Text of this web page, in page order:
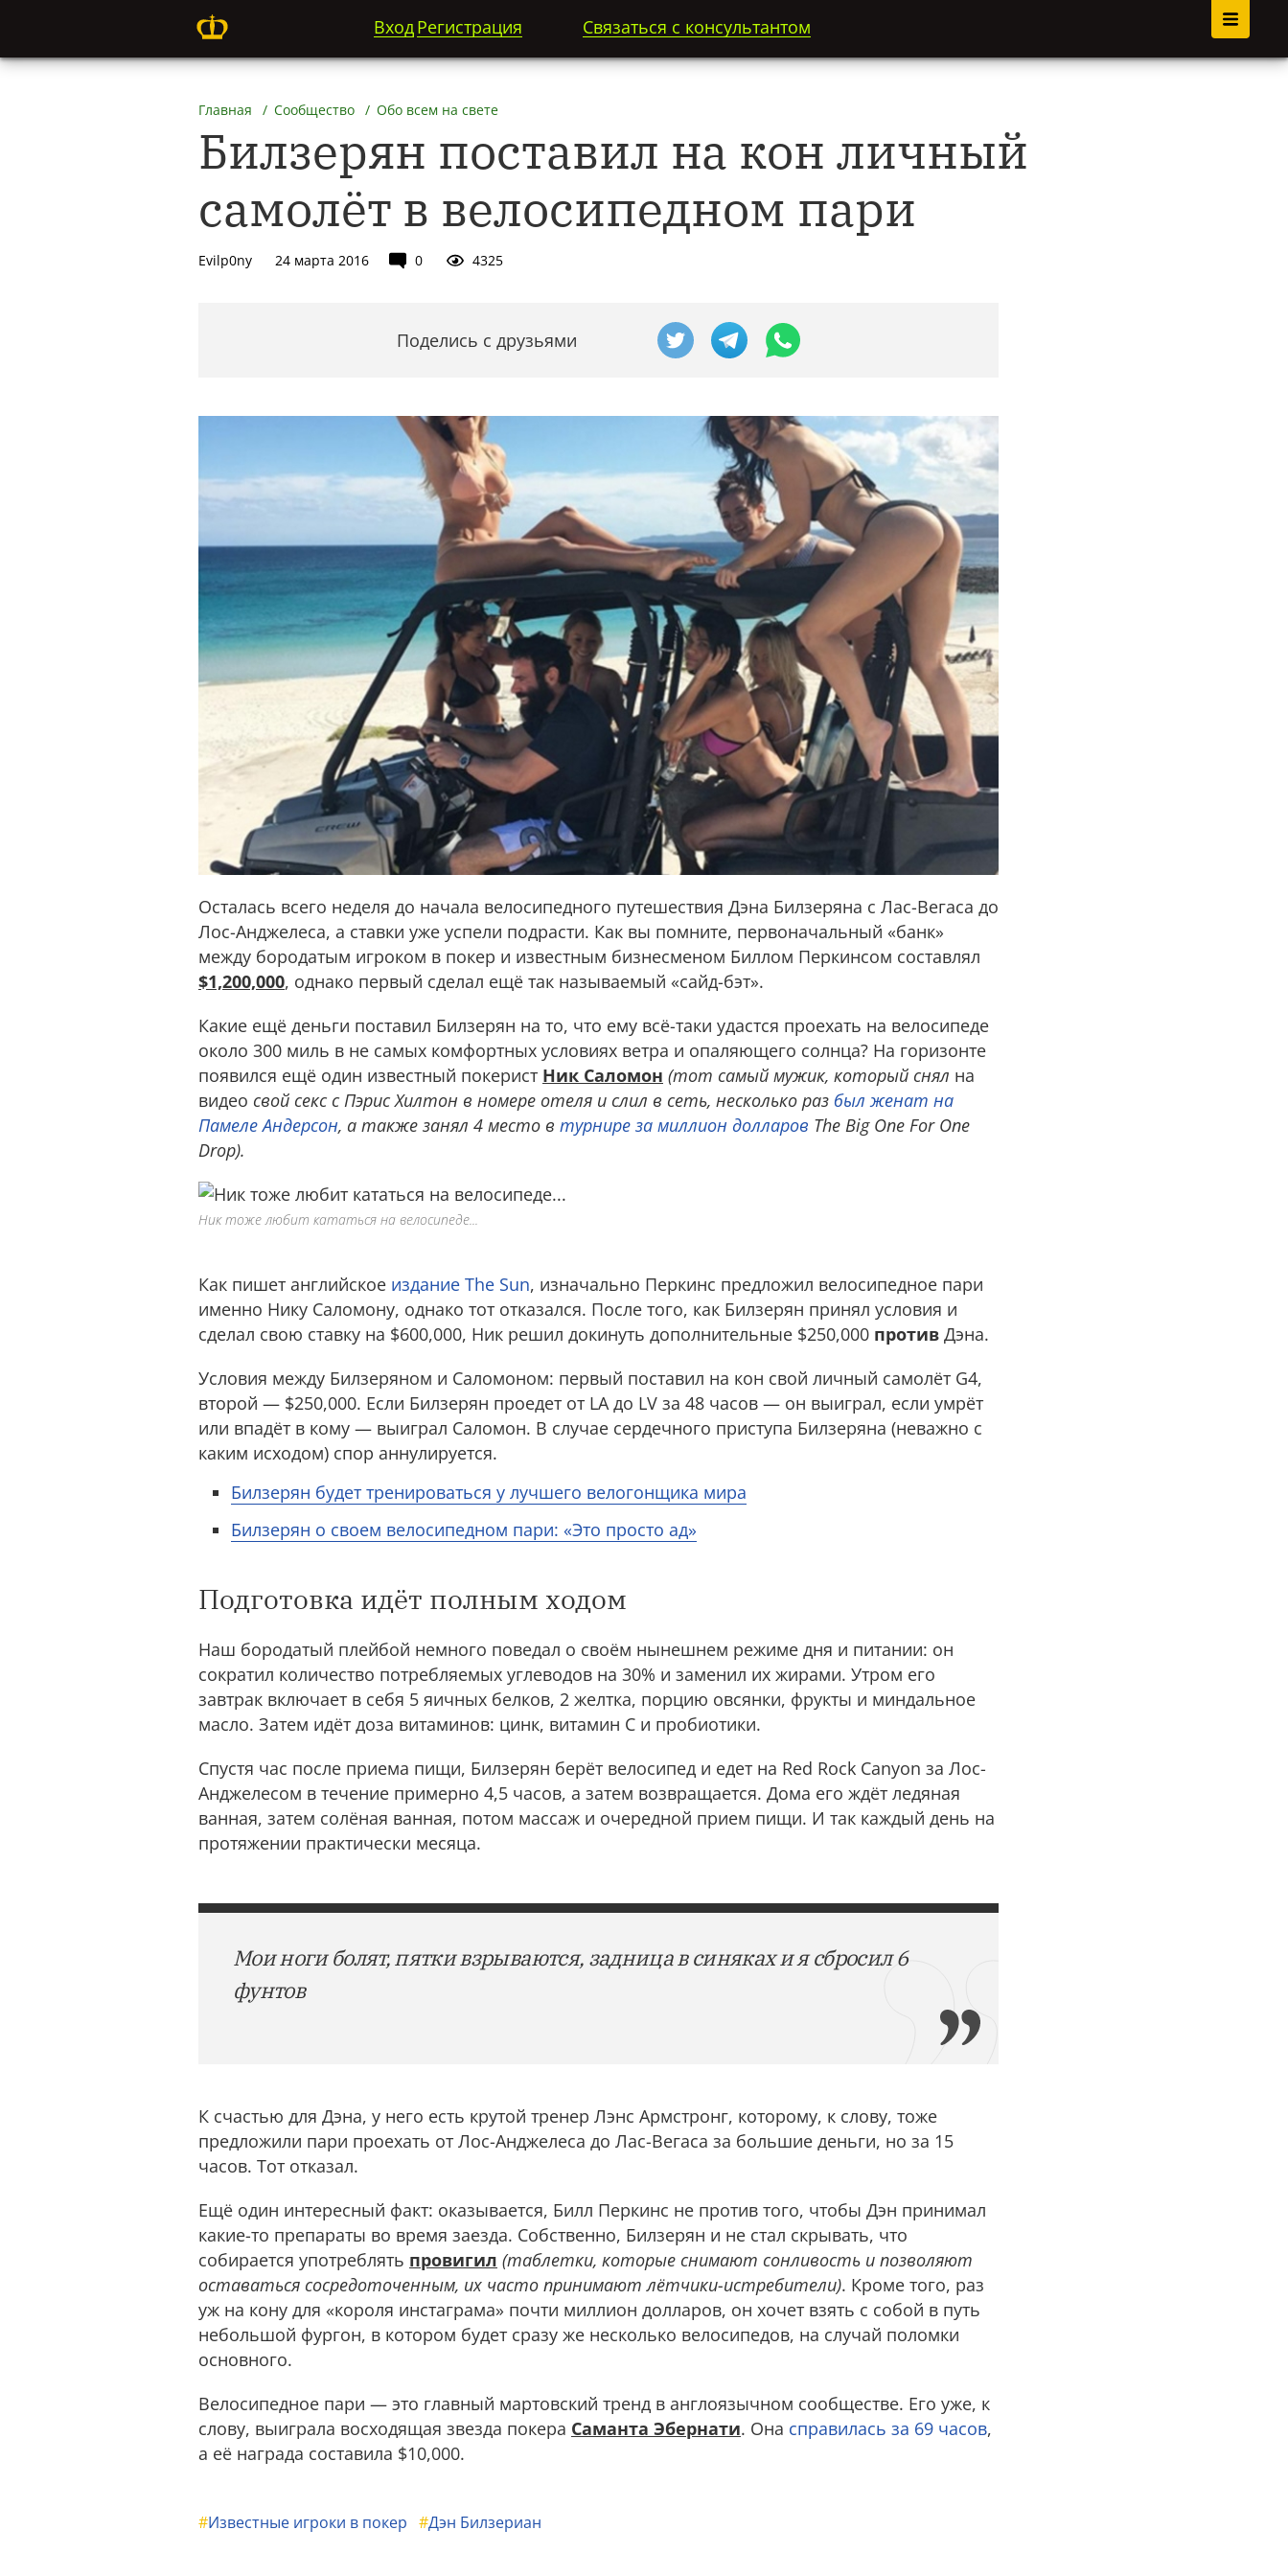
ВходРегистрация Связаться с консультантом
Главная Сообщество Обо всем на свете
Билзерян поставил на кон личный
самолёт в велосипедном пари
Evilp0ny 24 марта 2016 0 4325
Поделись с друзьями
Осталась всего неделя до начала велосипедного путешествия Дэна Билзеряна с Лас-Вегаса до
Лос-Анджелеса, а ставки уже успели подрасти. Как вы помните, первоначальный «банк»
между бородатым игроком в покер и известным бизнесменом Биллом Перкинсом составлял
$1,200,000, однако первый сделал ещё так называемый «сайд-бэт».
Какие ещё дeньги поставил Билзерян на то, что ему всё-таки удастся проехать на велосипеде
около 300 миль в не самых комфортных условиях ветра и опаляющего солнца? На горизонте
появился ещё один известный покерист Ник Саломон (тот самый мужик, который снял на
видео свой секс с Пэрис Хилтон в номере отеля и слил в сеть, несколько раз был женат на
Памеле Андерсон, а также занял 4 место в турнире за миллион долларов The Big One For One
Drop).
Ник тоже любит кататься на велосипеде...
Как пишет английское издание The Sun, изначально Перкинс предложил велосипедное пари
именно Нику Саломону, однако тот отказался. После того, как Билзерян принял условия и
сделал свою ставку на $600,000, Ник решил докинуть дополнительные $250,000 против Дэна.
Условия между Билзеряном и Саломоном: первый поставил на кон свой личный самолёт G4,
второй — $250,000. Если Билзерян проедет от LA до LV за 48 часов — он выиграл, если умрёт
или впадёт в кому — выиграл Саломон. В случае сердечного приступа Билзеряна (неважно с
каким исходом) спор аннулируется.
Билзерян будет тренироваться у лучшего велогонщика мира
Билзерян о своем велосипедном пари: «Это просто ад»
Подготовка идёт полным ходом
Наш бородатый плейбой немного поведал о своём нынешнем режиме дня и питании: он
сократил количество потребляемых углеводов на 30% и заменил их жирами. Утром его
завтрак включает в себя 5 яичных белков, 2 желтка, порцию овсянки, фрукты и миндальное
масло. Затем идёт доза витаминов: цинк, витамин C и пробиотики.
Спустя час после приема пищи, Билзерян берёт велосипед и едет на Red Rock Canyon за Лос-
Анджелесом в течение примерно 4,5 часов, а затем возвращается. Дома его ждёт ледяная
ванная, затем солёная ванная, потом массаж и очередной прием пищи. И так каждый день на
протяжении практически месяца.
Мои ноги болят, пятки взрываются, задница в синяках и я сбросил 6
фунтов
К счастью для Дэна, у него есть крутой тренер Лэнс Армстронг, которому, к слову, тоже
предложили пари проехать от Лос-Анджелеса до Лас-Вегаса за большие дeньги, но за 15
часов. Тот отказал.
Ещё один интересный факт: оказывается, Билл Перкинс не против того, чтобы Дэн принимал
какие-то препараты во время заезда. Собственно, Билзерян и не стал скрывать, что
собирается употреблять провигил (таблетки, которые снимают сонливость и позволяют
оставаться сосредоточенным, их часто принимают лётчики-истребители). Кроме того, раз
уж на кону для «короля инстаграма» почти миллион долларов, он хочет взять с собой в путь
небольшой фургон, в котором будет сразу же несколько велосипедов, на случай поломки
основного.
Велосипедное пари — это главный мартовский тренд в англоязычном сообществе. Его уже, к
слову, выиграла восходящая звезда покера Саманта Эбернати. Она справилась за 69 часов,
а её награда составила $10,000.
#Известные игроки в покер #Дэн Билзериан